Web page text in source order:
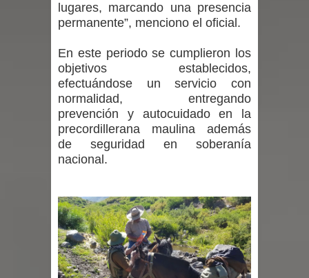
Colegio El Boldo
Seremi de Desarrollo Social y Familia
lanzó en el Maule el Fondo
Concursable de Promoción de
Entornos Saludables 2026
las bajas temperaturas
GORE Maule figura tercero a nivel
nacional en gasto por viajes y
lugares, marcando una presencia
permanente”, menciono el oficial.
En este periodo se cumplieron los
objetivos establecidos,
efectuándose un servicio con
normalidad, entregando
prevención y autocuidado en la
precordillerana maulina además
de seguridad en soberanía
nacional.